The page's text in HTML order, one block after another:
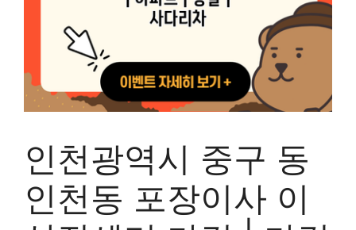
인천광역시 중구 동
인천동 포장이사 이